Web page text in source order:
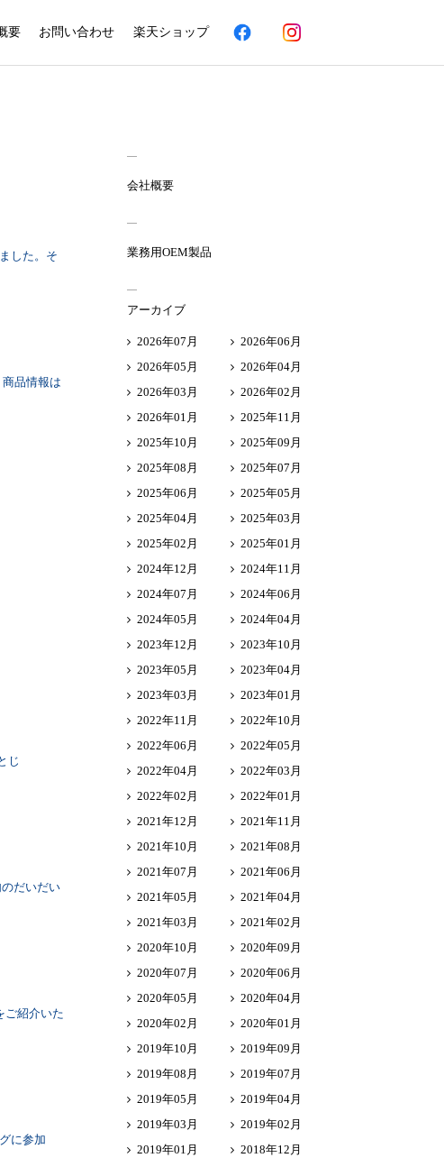
要 お問い合わせ 楽天ショップ
した。そ
品情報は
じ
だいだい
ご紹介いた
に参加
会社概要
業務用OEM製品
アーカイブ
2026年07月
2026年06月
2026年05月
2026年04月
2026年03月
2026年02月
2026年01月
2025年11月
2025年10月
2025年09月
2025年08月
2025年07月
2025年06月
2025年05月
2025年04月
2025年03月
2025年02月
2025年01月
2024年12月
2024年11月
2024年07月
2024年06月
2024年05月
2024年04月
2023年12月
2023年10月
2023年05月
2023年04月
2023年03月
2023年01月
2022年11月
2022年10月
2022年06月
2022年05月
2022年04月
2022年03月
2022年02月
2022年01月
2021年12月
2021年11月
2021年10月
2021年08月
2021年07月
2021年06月
2021年05月
2021年04月
2021年03月
2021年02月
2020年10月
2020年09月
2020年07月
2020年06月
2020年05月
2020年04月
2020年02月
2020年01月
2019年10月
2019年09月
2019年08月
2019年07月
2019年05月
2019年04月
2019年03月
2019年02月
2019年01月
2018年12月